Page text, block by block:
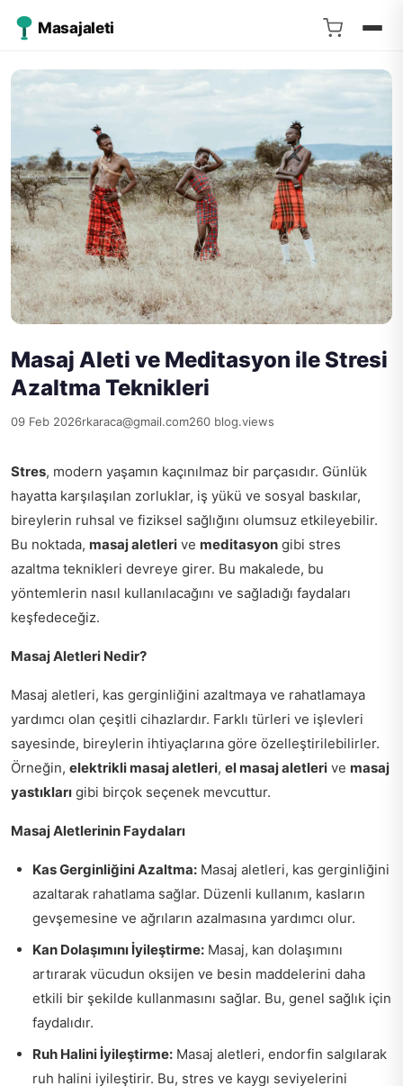
Masajaleti
Masaj Aleti ve Meditasyon ile Stresi
Azaltma Teknikleri
09 Feb 2026rkaraca@gmail.com260 blog.views
Stres, modern yaşamın kaçınılmaz bir parçasıdır. Günlük
hayatta karşılaşılan zorluklar, iş yükü ve sosyal baskılar,
bireylerin ruhsal ve fiziksel sağlığını olumsuz etkileyebilir.
Bu noktada, masaj aletleri ve meditasyon gibi stres
azaltma teknikleri devreye girer. Bu makalede, bu
yöntemlerin nasıl kullanılacağını ve sağladığı faydaları
keşfedeceğiz.
Masaj Aletleri Nedir?
Masaj aletleri, kas gerginliğini azaltmaya ve rahatlamaya
yardımcı olan çeşitli cihazlardır. Farklı türleri ve işlevleri
sayesinde, bireylerin ihtiyaçlarına göre özelleştirilebilirler.
Örneğin, elektrikli masaj aletleri, el masaj aletleri ve masaj
yastıkları gibi birçok seçenek mevcuttur.
Masaj Aletlerinin Faydaları
Kas Gerginliğini Azaltma: Masaj aletleri, kas gerginliğini
azaltarak rahatlama sağlar. Düzenli kullanım, kasların
gevşemesine ve ağrıların azalmasına yardımcı olur.
Kan Dolaşımını İyileştirme: Masaj, kan dolaşımını
artırarak vücudun oksijen ve besin maddelerini daha
etkili bir şekilde kullanmasını sağlar. Bu, genel sağlık için
faydalıdır.
Ruh Halini İyileştirme: Masaj aletleri, endorfin salgılarak
ruh halini iyileştirir. Bu, stres ve kaygı seviyelerini